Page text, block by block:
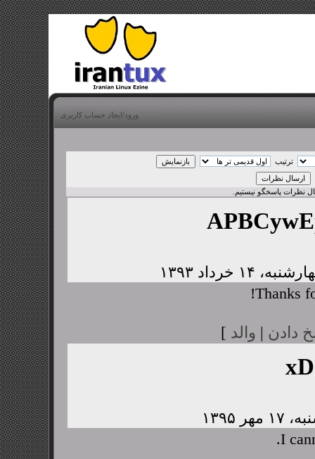
ورود/ایجاد حساب کاربری
ترتیب
نظرات پاسخگو نیستیم.
Thanks
دادن | والد ]
I